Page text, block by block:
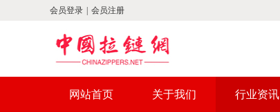
会员登录 会员注册
网站首页 关于我们 行业资讯